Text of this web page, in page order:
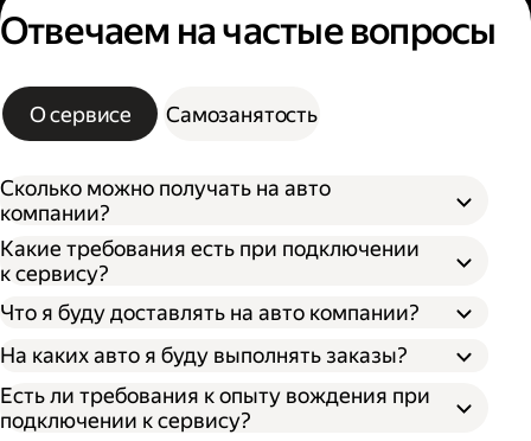
Отвечаем на частые вопросы
О сервисе Самозанятость
Сколько можно получать на авто
компании?
Какие требования есть при подключении
к сервису?
Что я буду доставлять на авто компании?
На каких авто я буду выполнять заказы?
Есть ли требования к опыту вождения при
подключении к сервису?